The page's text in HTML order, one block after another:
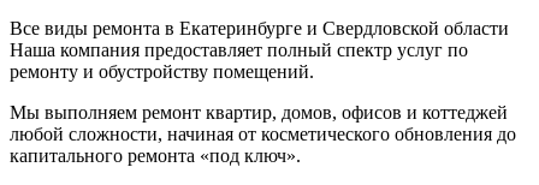
Все виды ремонта в Екатеринбурге и Свердловской области
Наша компания предоставляет полный спектр услуг по
ремонту и обустройству помещений.
Мы выполняем ремонт квартир, домов, офисов и коттеджей
любой сложности, начиная от косметического обновления до
капитального ремонта «под ключ».